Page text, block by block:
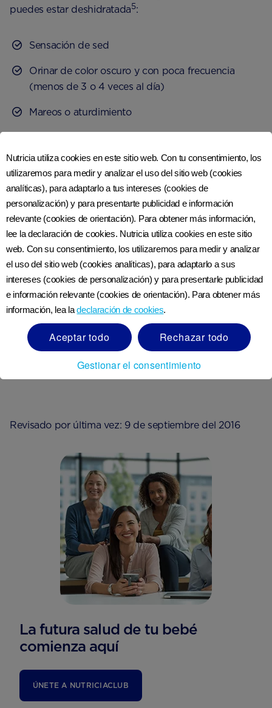
puedes estar deshidratada5:
Sensación de sed
Orinar de color oscuro y con poca frecuencia
(menos de 3 o 4 veces al día)
Mareos o aturdimiento
Cansancio
Sequedad de boca, labios y ojos.
Para rehidratarte, bebe más líquido lo antes posible.
Una bebida dulce como el jugo de frutas puede
ayudar a reemplazar el azúcar perdido y un bocadillo
salado, como las nueces saladas, puede ayudarte a
reemplazar lasalperdida6 .
Ver referencias
Revisado por última vez: 9 de septiembre del 2016
La futura salud de tu bebé
comienza aquí
ÚNETE A NUTRICIACLUB
Nutricia utiliza cookies en este sitio web. Con tu consentimiento, los
utilizaremos para medir y analizar el uso del sitio web (cookies
analíticas), para adaptarlo a tus intereses (cookies de
personalización) y para presentarte publicidad e información
relevante (cookies de orientación). Para obtener más información,
lee la declaración de cookies. Nutricia utiliza cookies en este sitio
web. Con su consentimiento, los utilizaremos para medir y analizar
el uso del sitio web (cookies analíticas), para adaptarlo a sus
intereses (cookies de personalización) y para presentarle publicidad
e información relevante (cookies de orientación). Para obtener más
información, lea ladeclaración de cookies.
Aceptar todo
Rechazar todo
Gestionar el consentimiento